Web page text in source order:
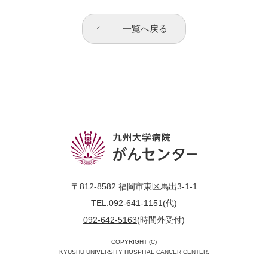
一覧へ戻る
〒812-8582 福岡市東区馬出3-1-1
TEL:092-641-1151(代)
092-642-5163(時間外受付)
COPYRIGHT (C)
KYUSHU UNIVERSITY HOSPITAL CANCER CENTER.